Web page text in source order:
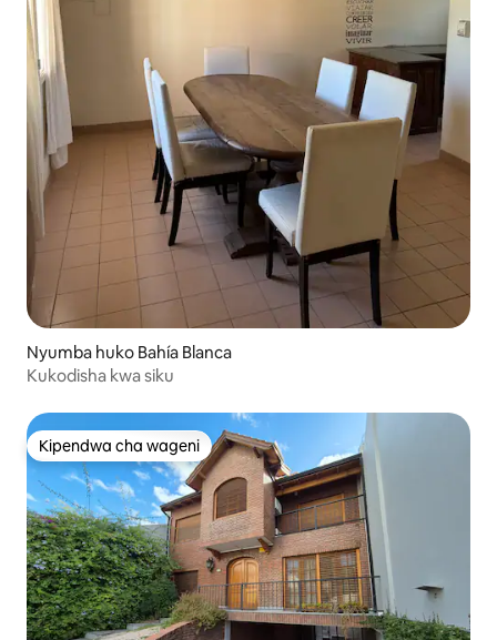
Nyumba huko Bahía Blanca
Kukodisha kwa siku
Kipendwa cha wageni
Kipendwa cha wageni